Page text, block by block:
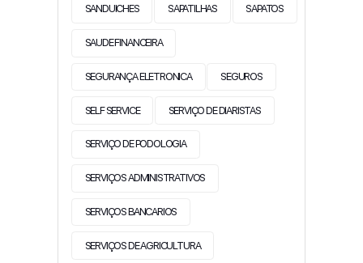
SANDUICHES SAPATILHAS SAPATOS
SAUDE FINANCEIRA
SEGURANÇA ELETRONICA SEGUROS
SELF SERVICE SERVIÇO DE DIARISTAS
SERVIÇO DE PODOLOGIA
SERVIÇOS ADMINISTRATIVOS
SERVIÇOS BANCARIOS
SERVIÇOS DE AGRICULTURA